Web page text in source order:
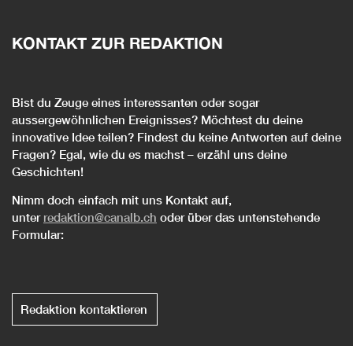
KONTAKT ZUR REDAKTION
Bist du Zeuge eines interessanten oder sogar
aussergewöhnlichen Ereignisses? Möchtest du deine
innovative Idee teilen? Findest du keine Antworten auf deine
Fragen? Egal, wie du es machst – erzähl uns deine
Geschichten!
Nimm doch einfach mit uns Kontakt auf,
unter redaktion@canalb.ch oder über das untenstehende
Formular:
Redaktion kontaktieren